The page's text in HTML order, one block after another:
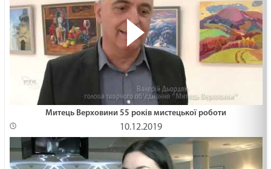
Митець Верховини 55 років мистецької роботи
10.12.2019